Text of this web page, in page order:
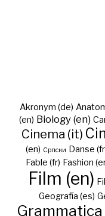
Akronym (de)
(en) Biology (en)
Cinema (it)
(en) Cрпски Danse
Fable (fr) Fashion
Film (en)
Geografía (es)
Grammatica